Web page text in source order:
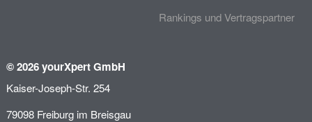
Rankings und Vertragspartner
© 2026 yourXpert GmbH
Kaiser-Joseph-Str. 254
79098 Freiburg im Breisgau